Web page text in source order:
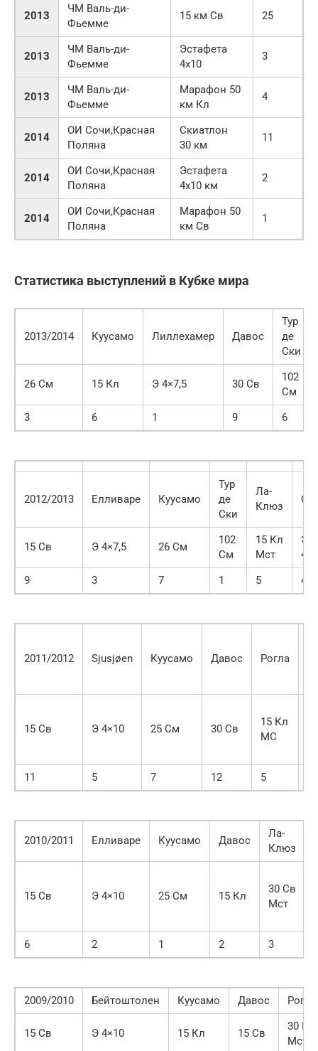
2013
ЧМ Валь-ди-
Фьемме
15 км Св 25
2013
ЧМ Валь-ди-
Фьемме
Эстафета
4х10
3
2013
ЧМ Валь-ди-
Фьемме
Марафон 50
км Кл
4
2014
ОИ Сочи,Красная
Поляна
Скиатлон
30 км
11
2014
ОИ Сочи,Красная
Поляна
Эстафета
4х10 км
2
2014
ОИ Сочи,Красная
Поляна
Марафон 50
км Св
1
Статистика выступлений в Кубке мира
2013/2014 Куусамо Лиллехамер Давос
Тур
де
Ски
26 См 15 Кл Э 4×7,5 30 Св
102
См
3
6 1 9 6
2012/2013 Елливаре Куусамо
Тур
де
Ски
Ла-
Клюз
15 Св Э 4×7,5 26 См
102
См
15 Кл
Мст
Э
9
3 7 1 5 4
2011/2012 Sjusjøen Куусамо Давос Рогла
15 Св Э 4×10 25 См 30 Св
15 Кл
МС
11 5 7 12 5
2010/2011 Елливаре Куусамо Давос
Ла-
Клюз
15 Св Э 4×10 25 См 15 Кл
30 Св
Мст
6 2 1 2 3
2009/2010 Бейтоштолен Куусамо Давос Рогла
15 Св Э 4×10 15 Кл 15 Св
30 Кл
Мст